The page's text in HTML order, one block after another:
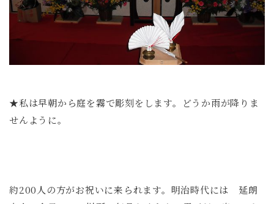
★私は早朝から庭を霧で彫刻をします。どうか雨が降りま
せんように。
約200人の方がお祝いに来られます。明治時代には 延朗